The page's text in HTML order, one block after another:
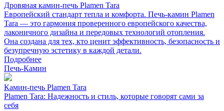
Дровяная камин-печь Plamen Tara
Европейский стандарт тепла и комфорта. Печь-камин Plamen
Tara — это гармония проверенного европейского качества,
лаконичного дизайна и передовых технологий отопления.
Она создана для тех, кто ценит эффективность, безопасность и
безупречную эстетику в каждой детали.
Подробнее
Печь-Камин
Камин-печь Plamen Tara
Plamen Tara: Надежность и стиль, которые говорят сами за
себя